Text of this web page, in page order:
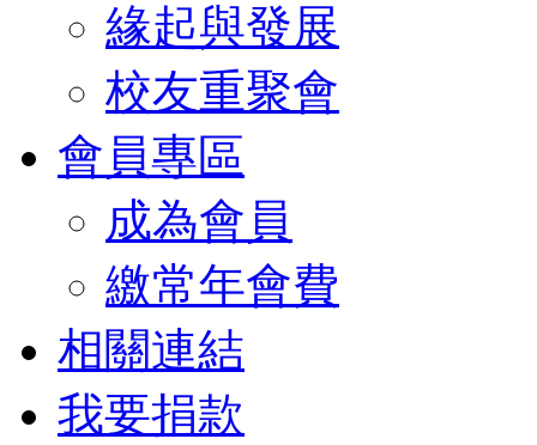
緣起與發展
校友重聚會
會員專區
成為會員
繳常年會費
相關連結
我要捐款